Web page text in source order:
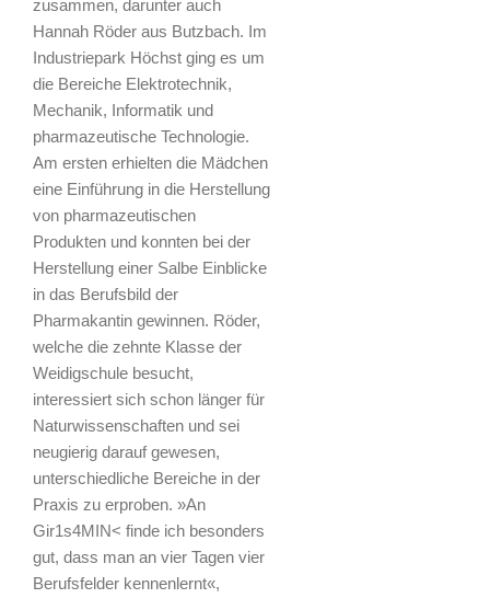
zusammen, darunter auch
Hannah Röder aus Butzbach. Im
Industriepark Höchst ging es um
die Bereiche Elektrotechnik,
Mechanik, Informatik und
pharmazeutische Technologie.
Am ersten erhielten die Mädchen
eine Einführung in die Herstellung
von pharmazeutischen
Produkten und konnten bei der
Herstellung einer Salbe Einblicke
in das Berufsbild der
Pharmakantin gewinnen. Röder,
welche die zehnte Klasse der
Weidigschule besucht,
interessiert sich schon länger für
Naturwissenschaften und sei
neugierig darauf gewesen,
unterschiedliche Bereiche in der
Praxis zu erproben. »An
Gir1s4MIN< finde ich besonders
gut, dass man an vier Tagen vier
Berufsfelder kennenlernt«,